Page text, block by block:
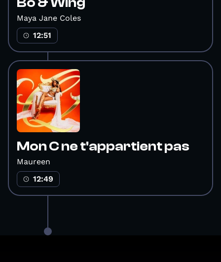
Maya Jane Coles
12:51
Mon C ne t'appartient pas
Maureen
12:49